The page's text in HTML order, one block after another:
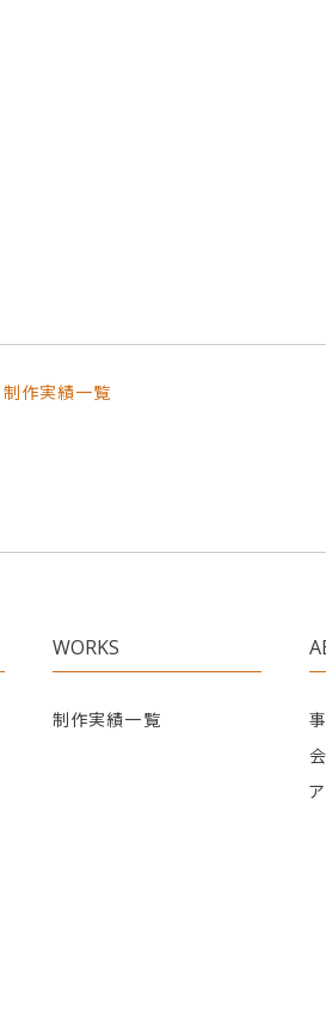
制作実績一覧
WORKS
制作実績一覧